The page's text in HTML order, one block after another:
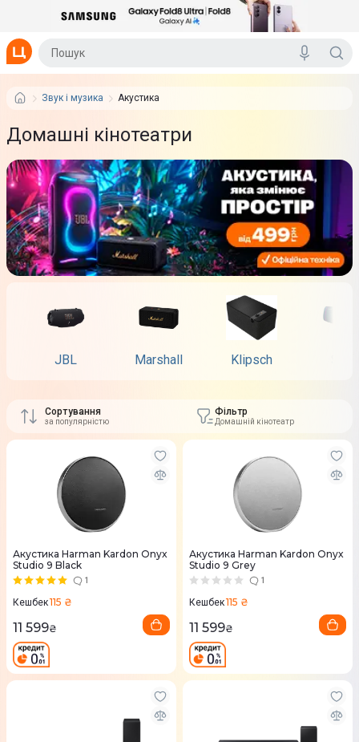
Звук і музика Акустика
Домашні кінотеатри
JBL Marshall Klipsch
Сортування
за популярністю
Фільтр
Домашній кінотеатр
Акустика Harman Kardon Onyx
Studio 9 Black
1
Кешбек115 ₴
11 599₴
Акустика Harman Kardon Onyx
Studio 9 Grey
1
Кешбек115 ₴
11 599₴